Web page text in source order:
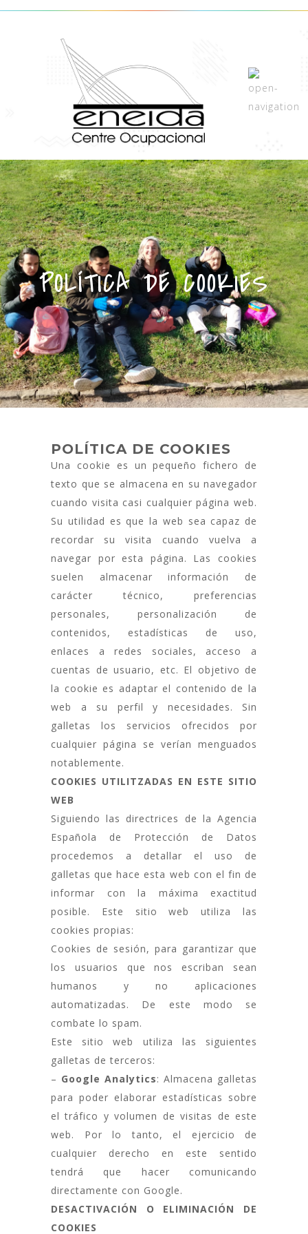
POLÍTICA DE COOKIES
POLÍTICA DE COOKIES
Una cookie es un pequeño fichero de
texto que se almacena en su navegador
cuando visita casi cualquier página web.
Su utilidad es que la web sea capaz de
recordar su visita cuando vuelva a
navegar por esta página. Las cookies
suelen almacenar información de
carácter técnico, preferencias
personales, personalización de
contenidos, estadísticas de uso,
enlaces a redes sociales, acceso a
cuentas de usuario, etc. El objetivo de
la cookie es adaptar el contenido de la
web a su perfil y necesidades. Sin
galletas los servicios ofrecidos por
cualquier página se verían menguados
notablemente.
COOKIES UTILITZADAS EN ESTE SITIO
WEB
Siguiendo las directrices de la Agencia
Española de Protección de Datos
procedemos a detallar el uso de
galletas que hace esta web con el fin de
informar con la máxima exactitud
posible. Este sitio web utiliza las
cookies propias:
Cookies de sesión, para garantizar que
los usuarios que nos escriban sean
humanos y no aplicaciones
automatizadas. De este modo se
combate lo spam.
Este sitio web utiliza las siguientes
galletas de terceros:
– Google Analytics: Almacena galletas
para poder elaborar estadísticas sobre
el tráfico y volumen de visitas de este
web. Por lo tanto, el ejercicio de
cualquier derecho en este sentido
tendrá que hacer comunicando
directamente con Google.
DESACTIVACIÓN O ELIMINACIÓN DE
COOKIES